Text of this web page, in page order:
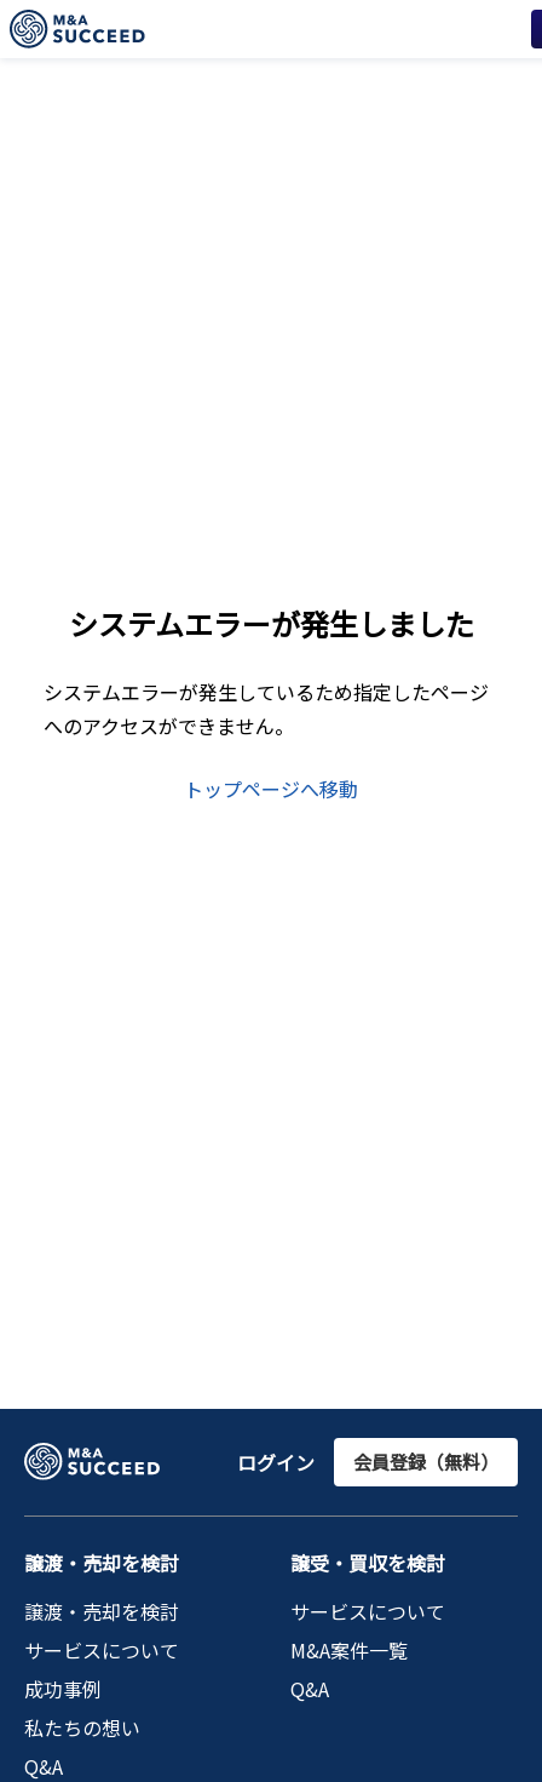
システムエラーが発生しました
システムエラーが発生しているため指定したページ
へのアクセスができません。
トップページへ移動
ログイン 会員登録（無料）
譲渡・売却を検討
譲渡・売却を検討
サービスについて
成功事例
私たちの想い
Q&A
譲受・買収を検討
サービスについて
M&A案件一覧
Q&A